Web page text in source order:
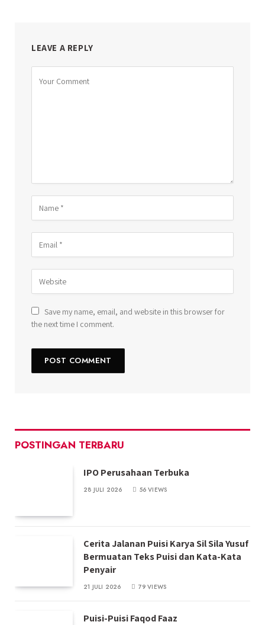
LEAVE A REPLY
Save my name, email, and website in this browser for
the next time I comment.
POSTINGAN TERBARU
IPO Perusahaan Terbuka
28 JULI 2026 56VIEWS
Cerita Jalanan Puisi Karya Sil Sila Yusuf
Bermuatan Teks Puisi dan Kata-Kata
Penyair
21 JULI 2026 79VIEWS
Puisi-Puisi Faqod Faaz